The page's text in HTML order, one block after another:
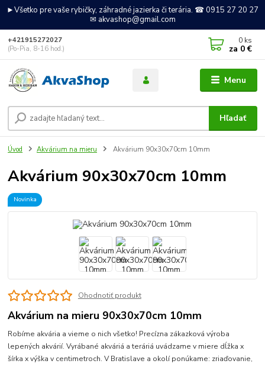
►Všetko pre vaše rybičky, záhradné jazierka či terária. ☎ 0915 27 20 27
✉ akvashop@gmail.com
Menu
Hľadať
+421915272027
(Po-Pia, 8-16 hod.)
0 ks
za 0 €
Úvod Akvárium na mieru Akvárium 90x30x70cm 10mm
Akvárium 90x30x70cm 10mm
Novinka
Ohodnotiť produkt
Akvárium na mieru 90x30x70cm 10mm
Robíme akvária a vieme o nich všetko! Precízna zákazková výroba
lepených akvárií. Vyrábané akváriá a teráriá uvádzame v miere dĺžka x
šírka x výška v centimetroch. V Bratislave a okolí ponúkame: zriaďovanie,